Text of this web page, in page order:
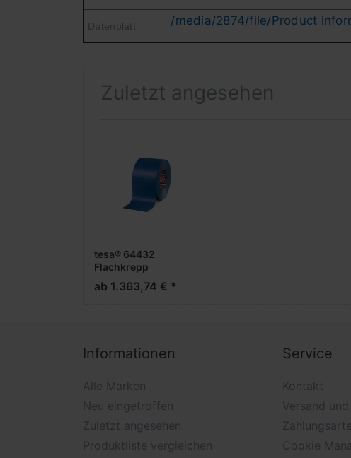
Datenblatt /media/2874/file/Product
Zuletzt angesehen
tesa® 64432
Flachkrepp
ab 1.363,74 € *
Informationen
Alle Marken
Neu eingetroffen
Zuletzt angesehen
Produktliste vergleichen
Service
Kontakt
Versand
Cookie